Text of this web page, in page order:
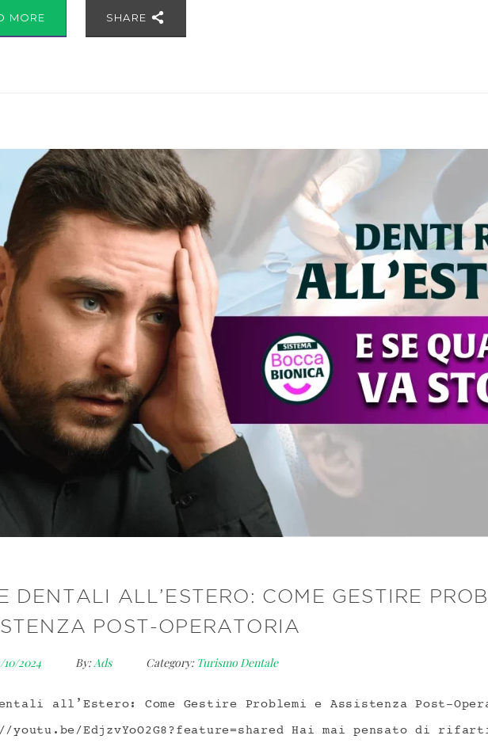
MORE SHARE
DENTALI ALL’ESTERO: COME GESTIRE
POST-OPERATORIA
10/2024 By:Ads Category: Turismo Dentale
all’Estero: Come Gestire Problemi e Assistenza Post-
EdjzvYoO2G8?feature=shared Hai mai pensato di